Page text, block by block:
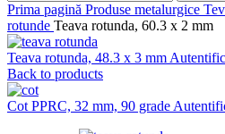
Prima pagină Produse metalurgice
rotunde Teava rotunda, 60.3 x 2 mm
Teava rotunda, 48.3 x 3 mm
Back to products
Cot PPRC, 32 mm, 90 grade